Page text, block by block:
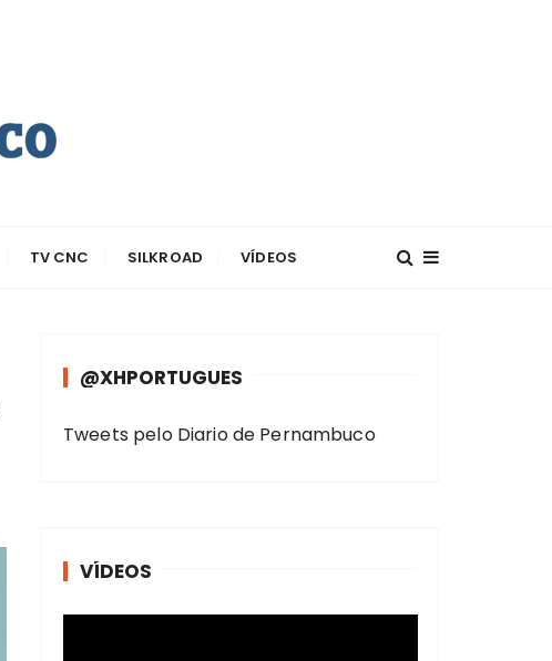
TV CNC SILKROAD VÍDEOS
@XHPORTUGUES
Tweets pelo Diario de Pernambuco
VÍDEOS